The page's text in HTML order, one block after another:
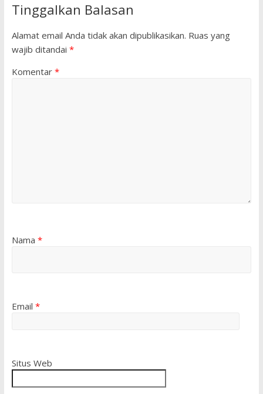
Tinggalkan Balasan
Alamat email Anda tidak akan dipublikasikan. Ruas yang
wajib ditandai *
Komentar *
Nama *
Email *
Situs Web